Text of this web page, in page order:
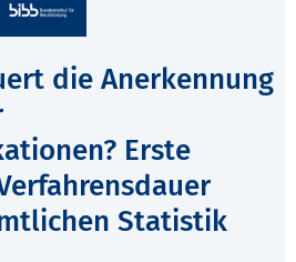
die Anerkennung
Erste
Statistik